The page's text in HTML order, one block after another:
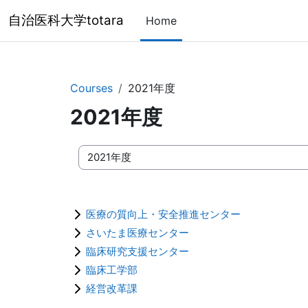
自治医科大学totara Home
Courses 2021年度
2021年度
Course categories
医療の質向上・安全推進センター
さいたま医療センター
臨床研究支援センター
臨床工学部
経営改革課